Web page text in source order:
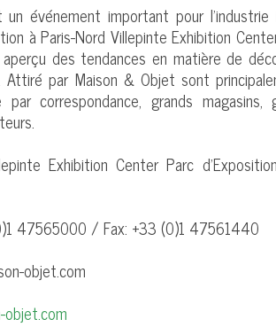
événement important pour l'industrie
à Paris-Nord Villepinte Exhibition
des tendances en matière de
Attiré par Maison & Objet sont
correspondance, grands magasins,
Exhibition Center Parc
47565000 / Fax: +33 (0)1 47561440
objet.com
objet.com